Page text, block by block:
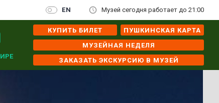
EN Музей сегодня работает до 21:00
КУПИТЬ БИЛЕТ
ПУШКИНСКАЯ КАРТА
МУЗЕЙНАЯ НЕДЕЛЯ
ЗАКАЗАТЬ ЭКСКУРСИЮ В МУЗЕЙ